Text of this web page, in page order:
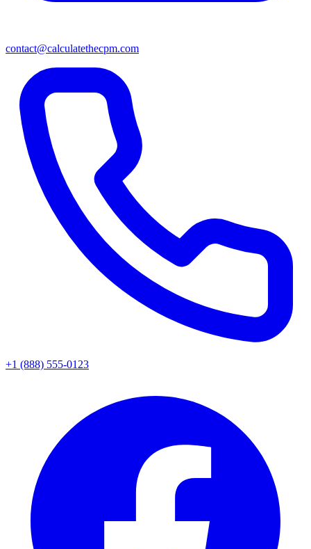
contact@calculatethecpm.com
+1 (888) 555-0123